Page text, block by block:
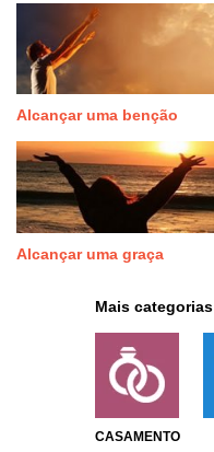
Alcançar uma benção
Alcançar uma graça
Mais categorias
CASAMENTO